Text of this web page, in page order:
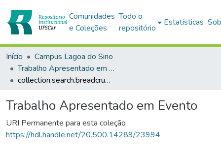
Comunidades
e Coleções
Todo o
repositório
Estatísticas
Início
Campus Lagoa do Sino
Trabalho Apresentado em Evento
collection.search.breadcrumbs
Trabalho Apresentado em Evento
URI Permanente para esta coleção
https://hdl.handle.net/20.500.14289/23994